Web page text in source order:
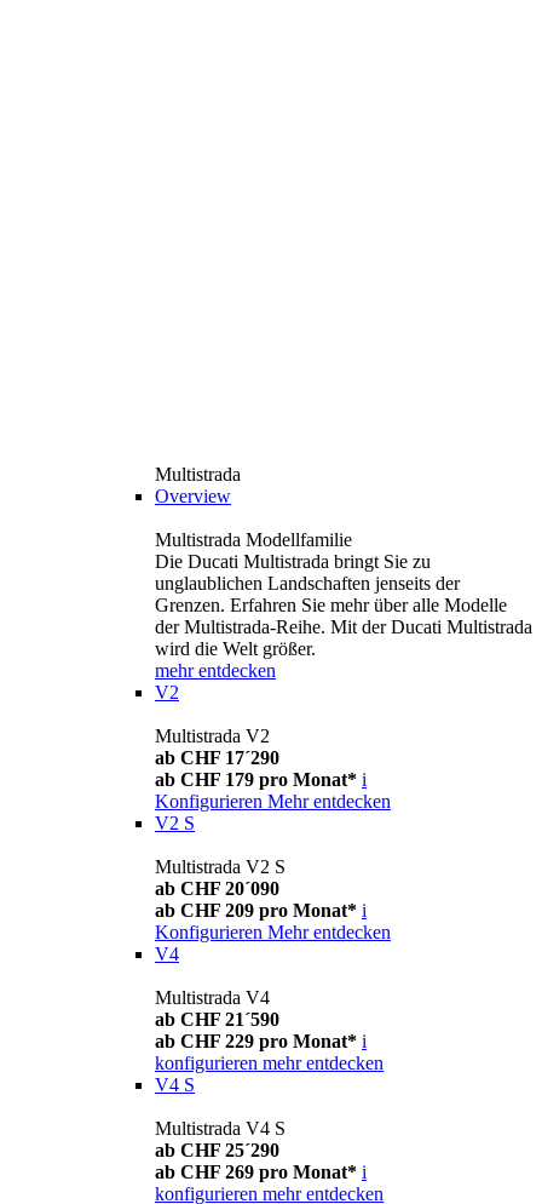
Multistrada
Overview
Multistrada Modellfamilie
Die Ducati Multistrada bringt Sie zu
unglaublichen Landschaften jenseits der
Grenzen. Erfahren Sie mehr über alle Modelle
der Multistrada-Reihe. Mit der Ducati Multistrada
wird die Welt größer.
mehr entdecken
V2
Multistrada V2
ab CHF 17´290
ab CHF 179 pro Monat* i
Konfigurieren Mehr entdecken
V2 S
Multistrada V2 S
ab CHF 20´090
ab CHF 209 pro Monat* i
Konfigurieren Mehr entdecken
V4
Multistrada V4
ab CHF 21´590
ab CHF 229 pro Monat* i
konfigurieren mehr entdecken
V4 S
Multistrada V4 S
ab CHF 25´290
ab CHF 269 pro Monat* i
konfigurieren mehr entdecken